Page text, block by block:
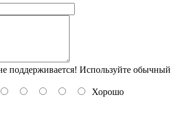
поддерживается! Используйте обычный
Хорошо